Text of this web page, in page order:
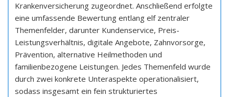
Krankenversicherung zugeordnet. Anschließend erfolgte
eine umfassende Bewertung entlang elf zentraler
Themenfelder, darunter Kundenservice, Preis-
Leistungsverhältnis, digitale Angebote, Zahnvorsorge,
Prävention, alternative Heilmethoden und
familienbezogene Leistungen. Jedes Themenfeld wurde
durch zwei konkrete Unteraspekte operationalisiert,
sodass insgesamt ein fein strukturiertes